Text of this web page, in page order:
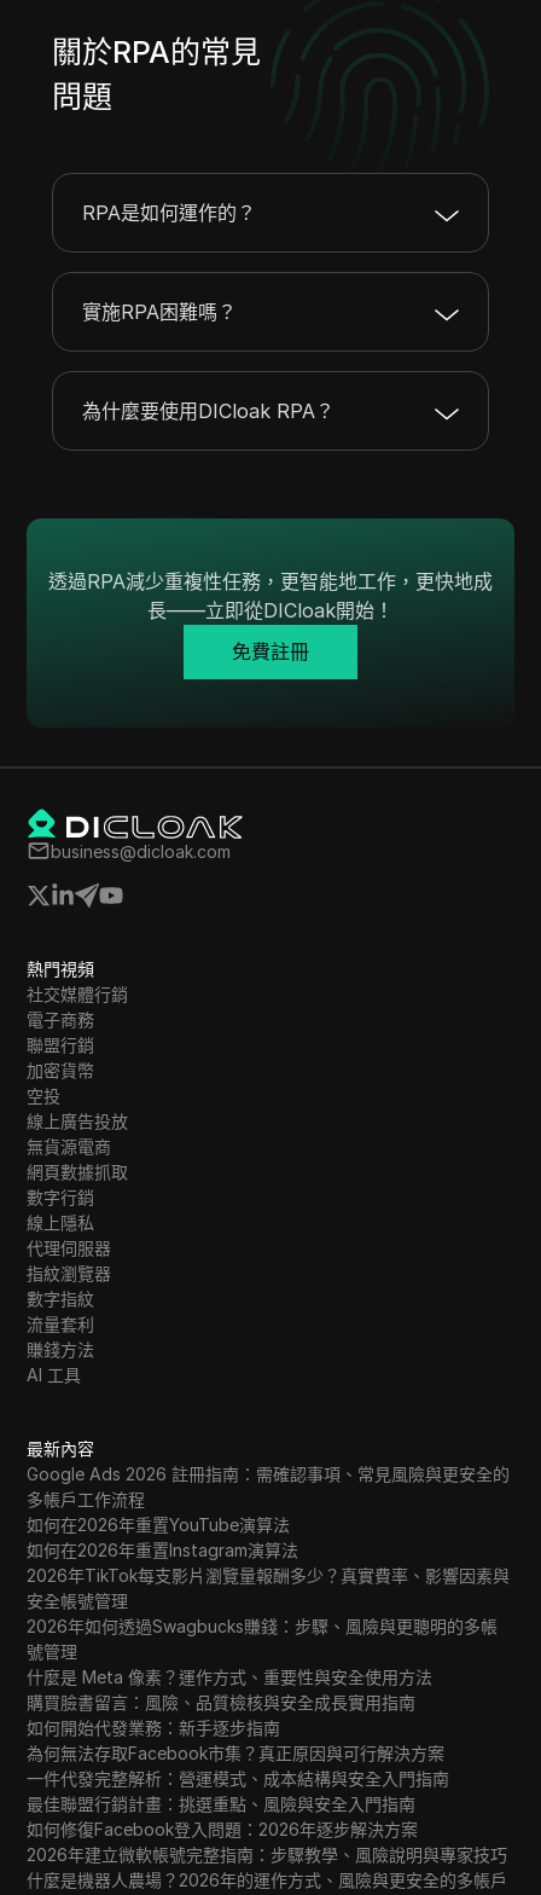
關於RPA的常見
問題
RPA是如何運作的？
實施RPA困難嗎？
為什麼要使用DICloak RPA？
透過RPA減少重複性任務，更智能地工作，更快地成
長——立即從DICloak開始！
免費註冊
business@dicloak.com
熱門視頻
社交媒體行銷
電子商務
聯盟行銷
加密貨幣
空投
線上廣告投放
無貨源電商
網頁數據抓取
數字行銷
線上隱私
代理伺服器
指紋瀏覽器
數字指紋
流量套利
賺錢方法
AI 工具
最新內容
Google Ads 2026 註冊指南：需確認事項、常見風險與更安全的
多帳戶工作流程
如何在2026年重置YouTube演算法
如何在2026年重置Instagram演算法
2026年TikTok每支影片瀏覽量報酬多少？真實費率、影響因素與
安全帳號管理
2026年如何透過Swagbucks賺錢：步驟、風險與更聰明的多帳
號管理
什麼是 Meta 像素？運作方式、重要性與安全使用方法
購買臉書留言：風險、品質檢核與安全成長實用指南
如何開始代發業務：新手逐步指南
為何無法存取Facebook市集？真正原因與可行解決方案
一件代發完整解析：營運模式、成本結構與安全入門指南
最佳聯盟行銷計畫：挑選重點、風險與安全入門指南
如何修復Facebook登入問題：2026年逐步解決方案
2026年建立微軟帳號完整指南：步驟教學、風險說明與專家技巧
什麼是機器人農場？2026年的運作方式、風險與更安全的多帳戶